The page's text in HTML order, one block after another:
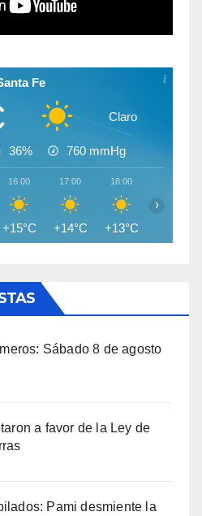
Fe
Claro
36% 760 mmHg
16:00
+15°C
17:00
+14°C
18:00
+13°C
›
Sábado 8 de agosto
a favor de la Ley de
Pami desmiente la